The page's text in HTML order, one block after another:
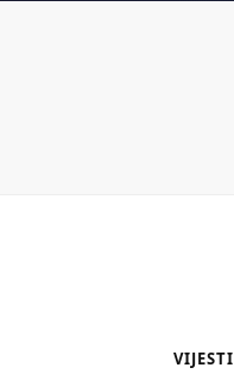
VIJESTI